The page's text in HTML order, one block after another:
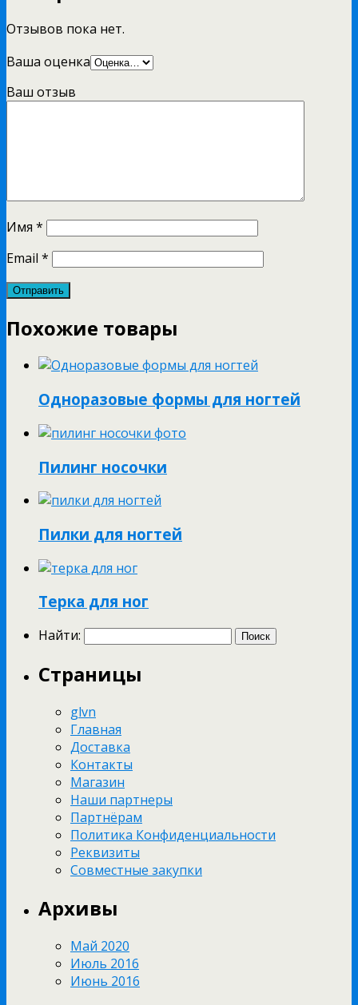
Отзывов пока нет.
Ваша оценка
Ваш отзыв
Имя *
Email *
Похожие товары
Одноразовые формы для ногтей
Пилинг носочки
Пилки для ногтей
Терка для ног
Найти:
Страницы
glvn
Главная
Доставка
Контакты
Магазин
Наши партнеры
Партнёрам
Политика Конфиденциальности
Реквизиты
Совместные закупки
Архивы
Май 2020
Июль 2016
Июнь 2016